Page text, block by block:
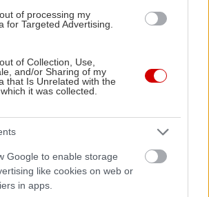
of processing my
for Targeted Advertising.
of Collection, Use,
and/or Sharing of my
that Is Unrelated with the
it was collected.
Google to enable storage
like cookies on web or
in apps.
σταθερός